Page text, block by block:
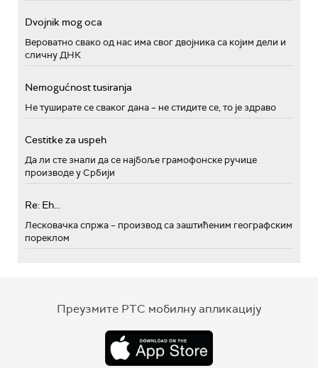
Dvojnik mog oca
Вероватно свако од нас има свог двојника са којим дели и
сличну ДНК
Nemogućnost tusiranja
Не туширате се сваког дана – не стидите се, то је здраво
Cestitke za uspeh
Да ли сте знали да се најбоље грамофонске ручице
производе у Србији
Re: Eh...
Лесковачка спржа – производ са заштићеним географским
пореклом
Преузмите РТС мобилну апликацију